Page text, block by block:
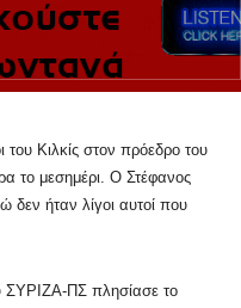
Κιλκίς στον πρόεδρο του
το μεσημέρι. Ο Στέφανος
δεν ήταν λίγοι αυτοί που
ΣΥΡΙΖΑ-ΠΣ πλησίασε το